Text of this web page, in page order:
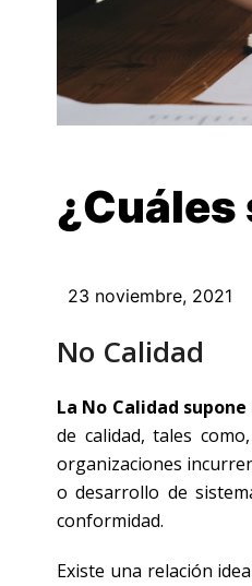
¿Cuáles
23 noviembre, 2021
No Calidad
La No Calidad
de calidad, tales
organizaciones
o desarrollo de
conformidad.
Existe una relación